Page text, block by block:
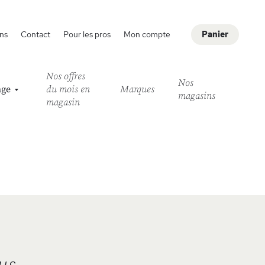
Panier
Contact Pour les pros Mon compte
Nos offres
du mois en
magasin
Marques
Nos
magasins